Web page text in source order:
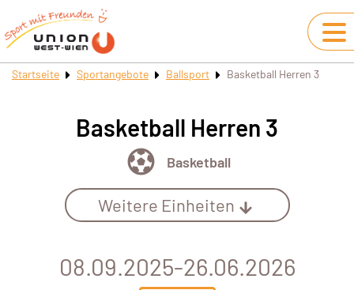
Startseite Sportangebote Ballsport Basketball Herren 3
Basketball Herren 3
Basketball
Weitere Einheiten
08.09.2025-26.06.2026